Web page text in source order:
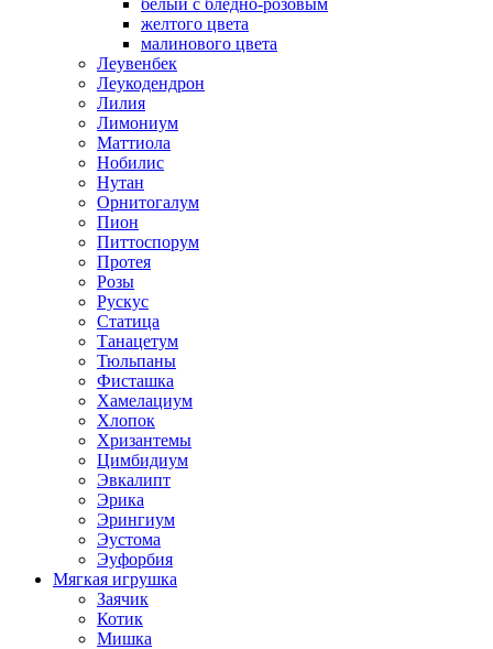
белый с бледно-розовым
желтого цвета
малинового цвета
Леувенбек
Леукодендрон
Лилия
Лимониум
Маттиола
Нобилис
Нутан
Орнитогалум
Пион
Питтоспорум
Протея
Розы
Рускус
Статица
Танацетум
Тюльпаны
Фисташка
Хамелациум
Хлопок
Хризантемы
Цимбидиум
Эвкалипт
Эрика
Эрингиум
Эустома
Эуфорбия
Мягкая игрушка
Заячик
Котик
Мишка